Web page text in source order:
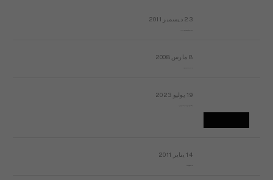
23 ديسمبر 2011
8 مارس 2008
19 يوليو 2023
14 يناير 2011